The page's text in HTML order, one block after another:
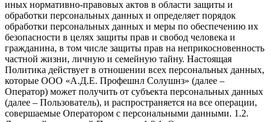
иных нормативно-правовых актов в области защиты и
обработки персональных данных и определяет порядок
обработки персональных данных и меры по обеспечению их
безопасности в целях защиты прав и свобод человека и
гражданина, в том числе защиты прав на неприкосновенность
частной жизни, личную и семейную тайну. Настоящая
Политика действует в отношении всех персональных данных,
которые ООО «А.Д.Е. Профешнл Солушнз» (далее –
Оператор) может получить от субъекта персональных данных
(далее – Пользователь), и распространяется на все операции,
совершаемые Оператором с персональными данными. 1.2.